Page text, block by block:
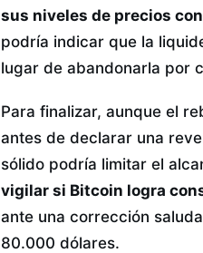
sus niveles de precios
podría indicar que la
lugar de abandonarla por
Para finalizar, aunque el
antes de declarar una
sólido podría limitar el
vigilar si Bitcoin logra
ante una corrección
80.000 dólares.